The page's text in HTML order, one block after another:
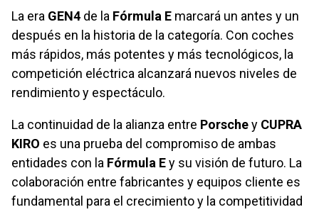
La era GEN4 de la Fórmula E marcará un antes y un
después en la historia de la categoría. Con coches
más rápidos, más potentes y más tecnológicos, la
competición eléctrica alcanzará nuevos niveles de
rendimiento y espectáculo.
La continuidad de la alianza entre Porschey CUPRA
KIRO es una prueba del compromiso de ambas
entidades con la Fórmula Ey su visión de futuro. La
colaboración entre fabricantes y equipos cliente es
fundamental para el crecimiento y la competitividad